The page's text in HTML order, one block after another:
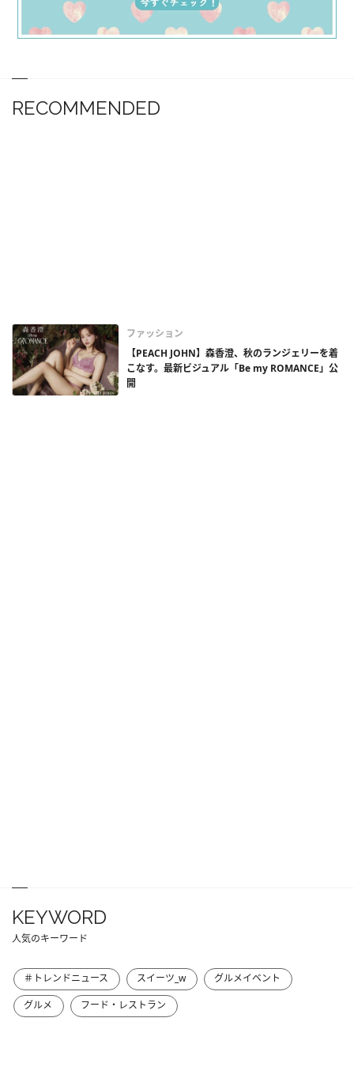
RECOMMENDED
ファッション
【PEACH JOHN】森香澄、秋のランジェリーを着
こなす。最新ビジュアル「Be my ROMANCE」公
開
KEYWORD
人気のキーワード
＃トレンドニュース スイーツ_w
グルメイベント
グルメ
フード・レストラン